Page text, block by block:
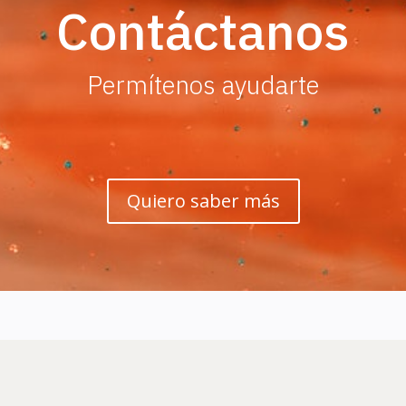
Contáctanos
Permítenos ayudarte
Quiero saber más